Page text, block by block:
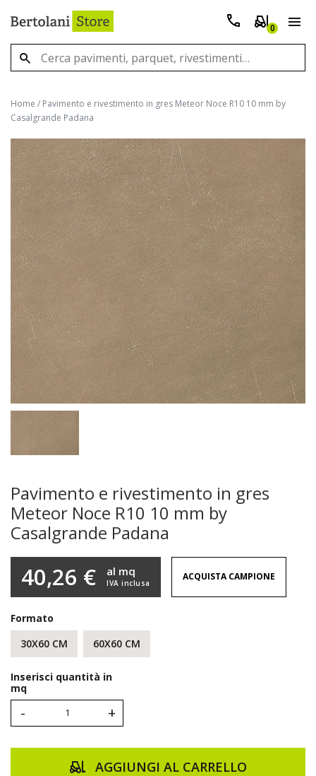
0
Home / Pavimento e rivestimento in gres Meteor Noce R10 10 mm by
Casalgrande Padana
Pavimento e rivestimento in gres
Meteor Noce R10 10 mm by
Casalgrande Padana
40,26 € IVA inclusa
al mq ACQUISTA CAMPIONE
Formato
30X60 CM
60X60 CM
Inserisci quantità in
mq
- +
AGGIUNGI AL CARRELLO